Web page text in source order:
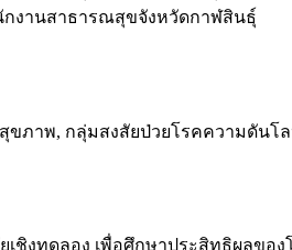
กงานสาธารณสุขจังหวัดกาฬสินธุ์
ขภาพ, กลุ่มสงสัยป่วยโรคความดันโ
ชิงทดลอง เพื่อศึกษาประสิทธิผลขอ